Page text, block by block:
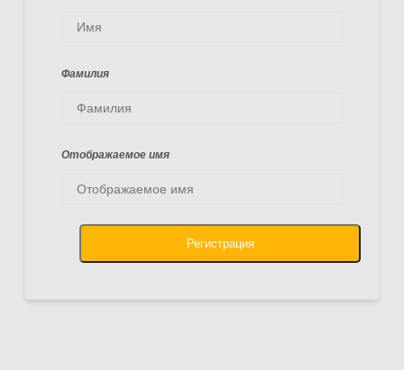
Фамилия
Отображаемое имя
Регистрация